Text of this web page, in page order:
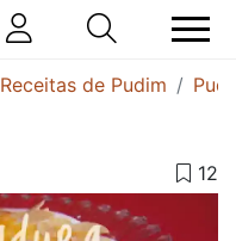
Receitas de Pudim